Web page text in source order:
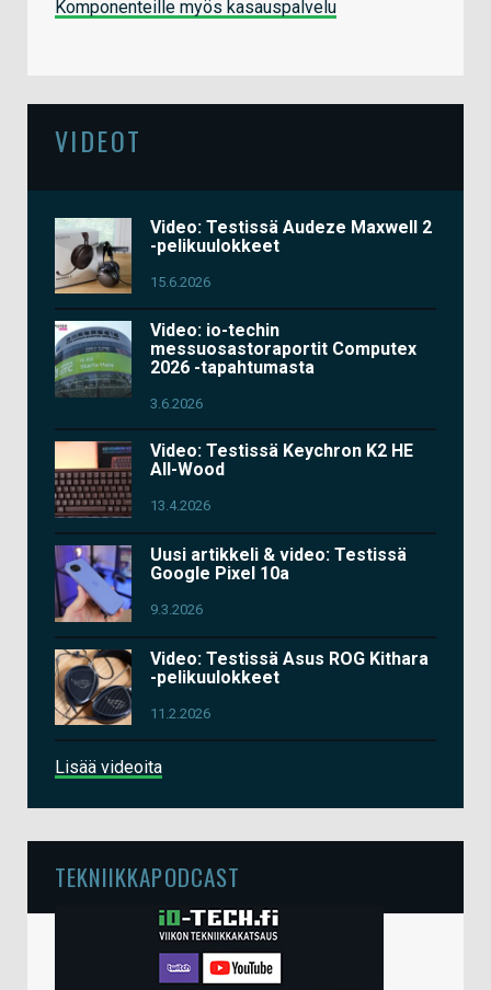
Komponenteille myös kasauspalvelu
VIDEOT
Video: Testissä Audeze Maxwell 2
-pelikuulokkeet
15.6.2026
Video: io-techin
messuosastoraportit Computex
2026 -tapahtumasta
3.6.2026
Video: Testissä Keychron K2 HE
All-Wood
13.4.2026
Uusi artikkeli & video: Testissä
Google Pixel 10a
9.3.2026
Video: Testissä Asus ROG Kithara
-pelikuulokkeet
11.2.2026
Lisää videoita
TEKNIIKKAPODCAST